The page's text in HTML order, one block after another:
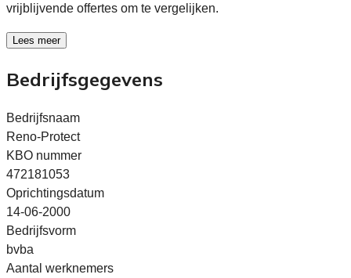
vrijblijvende offertes om te vergelijken.
Lees meer
Bedrijfsgegevens
Bedrijfsnaam
Reno-Protect
KBO nummer
472181053
Oprichtingsdatum
14-06-2000
Bedrijfsvorm
bvba
Aantal werknemers